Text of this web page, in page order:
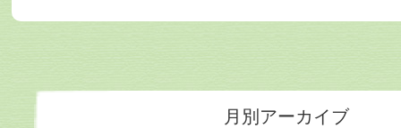
月別アーカイブ